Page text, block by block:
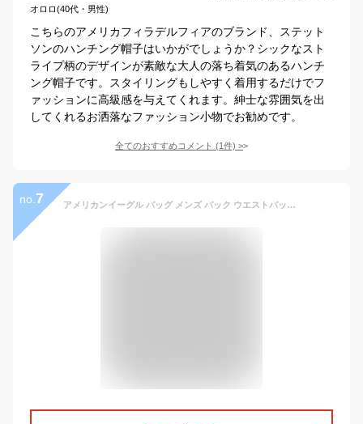
オロロ(40代・男性)
こちらのアメリカフィラデルフィアのブランド、ステット
ソンのハンチング帽子はいかがでしょうか？シックなスト
ライプ柄のデザインが素敵な大人の落ち着気のあるハンチ
ング帽子です。スタイリングもしやすく着用するだけでフ
ァッションに高級感を与えてくれます。紳士な雰囲気を出
してくれるお洒落なファッション小物でお勧めです。
全てのおすすめコメント (1件) >
no. 7 アメリカンイーグル バッグ メンズ バック ウエストバッグ スリングバッグ クロスボディバッグ 斜めがけ 上質 デニム素材 裏地付 男女兼用 ブランド小物 アメカジ【ONE SIZE】ウォッシュドブルーデニム 送料無料 あす楽 即日発送 American Eagle アメリカンイーグル 正規品